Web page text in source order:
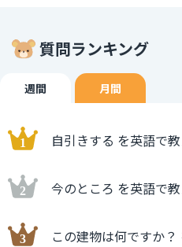
質問ランキング
週間 月間
自引きする を英語で
今のところ を英語で
この建物は何ですか